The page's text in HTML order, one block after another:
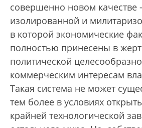
совершенно новом
изолированной и
в которой экономические
полностью принесены в
политической
коммерческим интересам
Такая система не может
тем более в условиях
крайней технологической